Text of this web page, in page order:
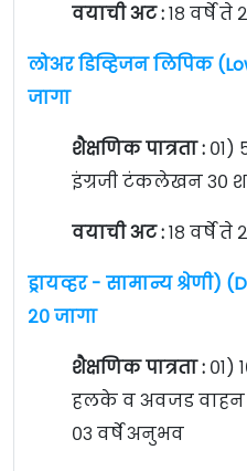
वयाची अट :१८ वर्षे ते
लोअर डिव्हिजन लिपिक
जागा
शैक्षणिक पात्रता : ०१)
इंग्रजी टंकलेखन ३०
वयाची अट :१८ वर्षे ते
ड्रायव्हर - सामान्य श्रेणी)
२० जागा
शैक्षणिक पात्रता : ०१)
हलके व अवजड वाहन
०३ वर्षे अनुभव